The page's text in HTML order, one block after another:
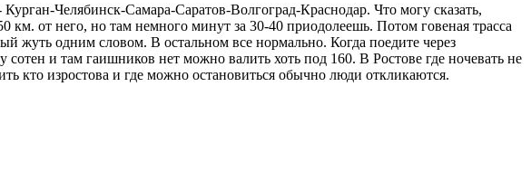
Челябинск-Самара-Саратов-Волгоград-Краснодар. Что могу сказать,
км. от него, но там немного минут за 30-40 приодолеешь. Потом говеная трасса
жуть одним словом. В остальном все нормально. Когда поедите через
сотен и там гаишников нет можно валить хоть под 160. В Ростове где ночевать не
кто изростова и где можно остановиться обычно люди откликаются.